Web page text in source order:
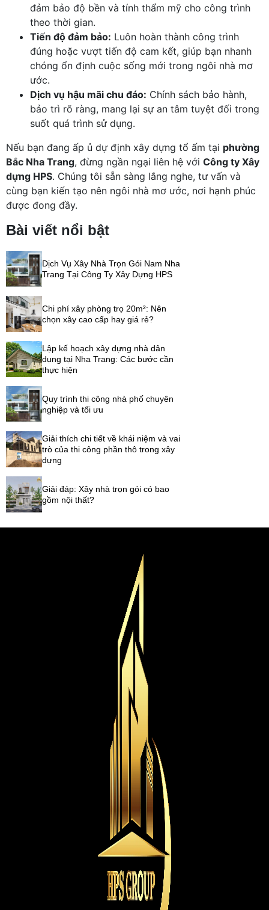
đảm bảo độ bền và tính thẩm mỹ cho công trình
theo thời gian.
Tiến độ đảm bảo: Luôn hoàn thành công trình
đúng hoặc vượt tiến độ cam kết, giúp bạn nhanh
chóng ổn định cuộc sống mới trong ngôi nhà mơ
ước.
Dịch vụ hậu mãi chu đáo: Chính sách bảo hành,
bảo trì rõ ràng, mang lại sự an tâm tuyệt đối trong
suốt quá trình sử dụng.
Nếu bạn đang ấp ủ dự định xây dựng tổ ấm tại phường
Bắc Nha Trang, đừng ngần ngại liên hệ với Công ty Xây
dựng HPS. Chúng tôi sẵn sàng lắng nghe, tư vấn và
cùng bạn kiến tạo nên ngôi nhà mơ ước, nơi hạnh phúc
được đong đầy.
Bài viết nổi bật
Dịch Vụ Xây Nhà Trọn Gói Nam Nha
Trang Tại Công Ty Xây Dựng HPS
Chi phí xây phòng trọ 20m²: Nên
chọn xây cao cấp hay giá rẻ?
Lập kế hoạch xây dựng nhà dân
dụng tại Nha Trang: Các bước cần
thực hiện
Quy trình thi công nhà phố chuyên
nghiệp và tối ưu
Giải thích chi tiết về khái niệm và vai
trò của thi công phần thô trong xây
dựng
Giải đáp: Xây nhà trọn gói có bao
gồm nội thất?